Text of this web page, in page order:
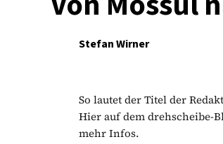
Stefan Wirner
So lautet der Titel der
Hier auf dem drehscheibe-
mehr Infos.